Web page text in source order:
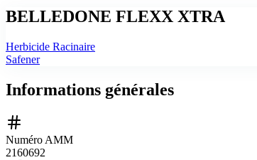
BELLEDONE FLEXX XTRA
Herbicide Racinaire
Safener
Informations générales
Numéro AMM
2160692